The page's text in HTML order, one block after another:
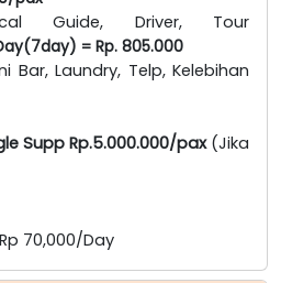
Guide, Driver, Tour
= Rp. 805.000
Bar, Laundry, Telp, Kelebihan
Supp Rp.5.000.000/pax (Jika
70,000/Day